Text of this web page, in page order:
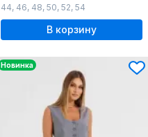
44, 46, 48, 50, 52, 54
В корзину
Новинка